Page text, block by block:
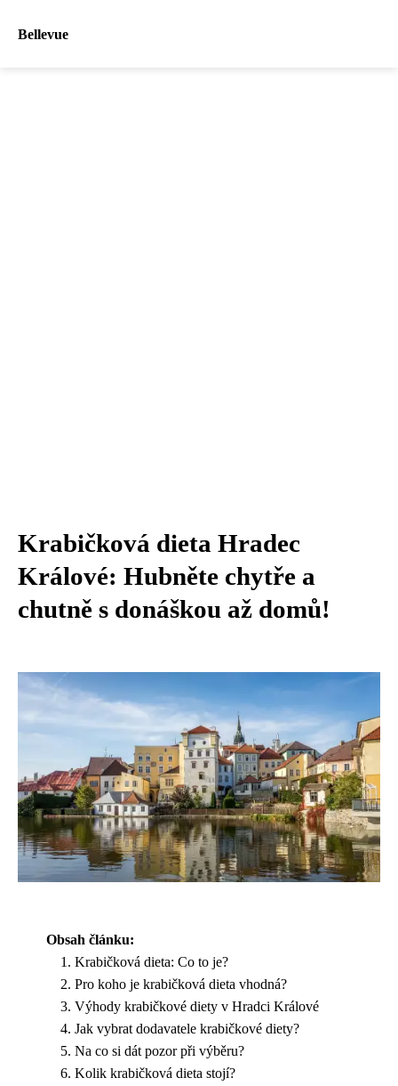
Bellevue
Krabičková dieta Hradec
Králové: Hubněte chytře a
chutně s donáškou až domů!
Obsah článku:
Krabičková dieta: Co to je?
Pro koho je krabičková dieta vhodná?
Výhody krabičkové diety v Hradci Králové
Jak vybrat dodavatele krabičkové diety?
Na co si dát pozor při výběru?
Kolik krabičková dieta stojí?